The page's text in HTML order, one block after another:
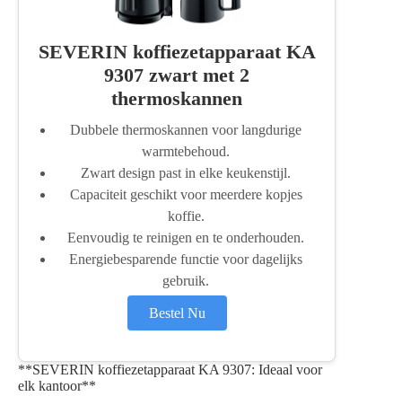
SEVERIN koffiezetapparaat KA
9307 zwart met 2
thermoskannen
Dubbele thermoskannen voor langdurige
warmtebehoud.
Zwart design past in elke keukenstijl.
Capaciteit geschikt voor meerdere kopjes
koffie.
Eenvoudig te reinigen en te onderhouden.
Energiebesparende functie voor dagelijks
gebruik.
Bestel Nu
**SEVERIN koffiezetapparaat KA 9307: Ideaal voor
elk kantoor**